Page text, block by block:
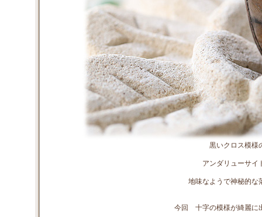
黒いクロス模様
アンダリューサイ
地味なようで神秘的な
今回 十字の模様が綺麗に